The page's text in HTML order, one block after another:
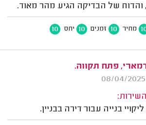
והדוח של הבדיקה הגיע מהר מאוד.
מחיר 10 זמנים 10 יחס 10
פתח תקווה.
בנייה עבור דירה בבניין.